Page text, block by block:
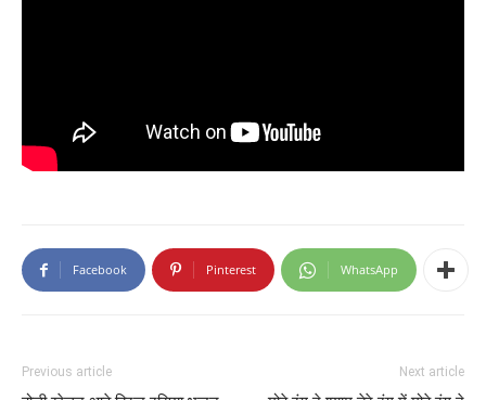
Facebook Pinterest WhatsApp
Previous article Next article